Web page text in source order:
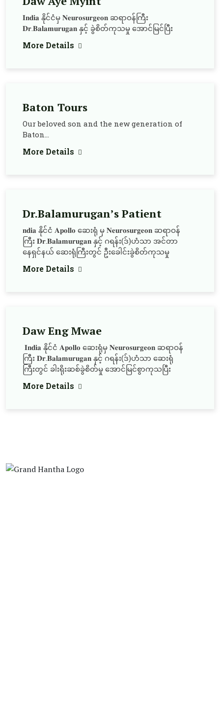
𝐈𝐧𝐝𝐢𝐚 နိုင်ငံမှ 𝐍𝐞𝐮𝐫𝐨𝐬𝐮𝐫𝐠𝐞𝐨𝐧 ဆရာဝန်ကြီး
𝐃𝐫.𝐁𝐚𝐥𝐚𝐦𝐮𝐫𝐮𝐠𝐚𝐧 နှင့် ခွဲစိတ်ကုသမှု အောင်မြင်ပြီး
More Details
Baton Tours
Our beloved son and the new generation of
Baton...
More Details
Dr.Balamurugan’s Patient
𝐧𝐝𝐢𝐚 နိုင်ငံ 𝐀𝐩𝐨𝐥𝐥𝐨 ဆေးရုံ မှ 𝐍𝐞𝐮𝐫𝐨𝐬𝐮𝐫𝐠𝐞𝐨𝐧 ဆရာဝန်
ကြီး 𝐃𝐫.𝐁𝐚𝐥𝐚𝐦𝐮𝐫𝐮𝐠𝐚𝐧 နှင့် ဂရန်း(ဒ်)ဟံသာ အင်တာ
နေရှင်နယ် ဆေးရုံကြီးတွင် ဦးခေါင်းခွဲစိတ်ကုသမှု
More Details
Daw Eng Mwae
𝐈𝐧𝐝𝐢𝐚 နိုင်ငံ 𝐀𝐩𝐨𝐥𝐥𝐨 ဆေးရုံမှ 𝐍𝐞𝐮𝐫𝐨𝐬𝐮𝐫𝐠𝐞𝐨𝐧 ဆရာဝန်
ကြီး 𝐃𝐫.𝐁𝐚𝐥𝐚𝐦𝐮𝐫𝐮𝐠𝐚𝐧 နှင့် ဂရန်း(ဒ်)ဟံသာ ဆေးရုံ
ကြီးတွင် ခါးရိုးဆစ်ခွဲစိတ်မှု အောင်မြင်စွာကုသပြီး
More Details